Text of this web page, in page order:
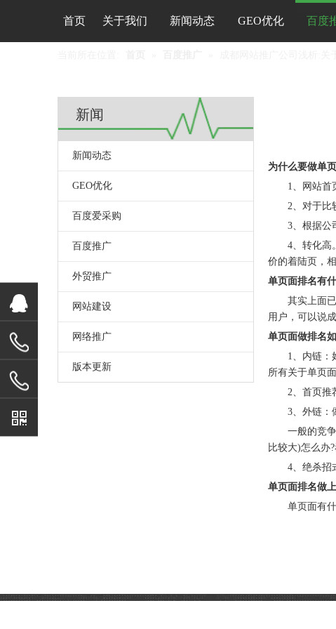
首页 关于我们 新闻动态 GEO优化 百度
新闻
新闻动态
GEO优化
百度爱采购
百度推广
外贸推广
网站建设
网络推广
版本更新
为什么要做单
1、网站首页
2、对于比较
3、根据公司
4、转化高。
价的着陆页，
单页面排名有
其实上面已经
用户，可以说
单页面做排名
1、内链：好
所有关于单页
2、首页推荐
3、外链：做
一般的竞争
比较大)怎么办
4、绝杀招式
单页面排名做
单页面有什么